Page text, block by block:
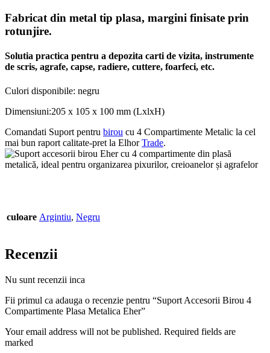
Fabricat din metal tip plasa, margini finisate prin
rotunjire.
Solutia practica pentru a depozita carti de vizita, instrumente
de scris, agrafe, capse, radiere, cuttere, foarfeci, etc.
Culori disponibile: negru
Dimensiuni:205 x 105 x 100 mm (LxlxH)
Comandati Suport pentru birou cu 4 Compartimente Metalic la cel
mai bun raport calitate-pret la ElhorTrade.
culoare Argintiu, Negru
Recenzii
Nu sunt recenzii inca
Fii primul ca adauga o recenzie pentru “Suport Accesorii Birou 4
Compartimente Plasa Metalica Eher”
Your email address will not be published. Required fields are
marked